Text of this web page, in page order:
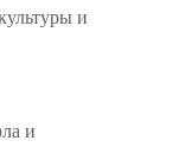
и
и